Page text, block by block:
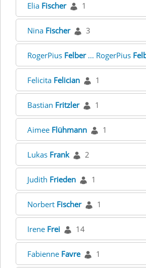
Elia Fischer 1
Nina Fischer 3
RogerPius Felber... RogerPius
Felicita Felician 1
Bastian Fritzler 1
Aimee Flühmann 1
Lukas Frank 2
Judith Frieden 1
Norbert Fischer 1
Irene Frei 14
Fabienne Favre 1